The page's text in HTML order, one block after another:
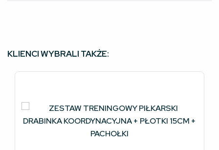
KLIENCI WYBRALI TAKŻE: